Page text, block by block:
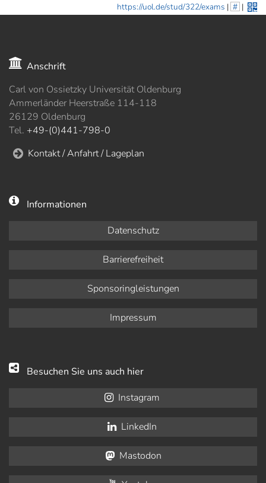
https://uol.de/stud/322/exams | # |
Anschrift
Carl von Ossietzky Universität Oldenburg
Ammerländer Heerstraße 114-118
26129 Oldenburg
Tel. +49-(0)441-798-0
Kontakt / Anfahrt / Lageplan
Informationen
Datenschutz
Barrierefreiheit
Sponsoringleistungen
Impressum
Besuchen Sie uns auch hier
Instagram
LinkedIn
Mastodon